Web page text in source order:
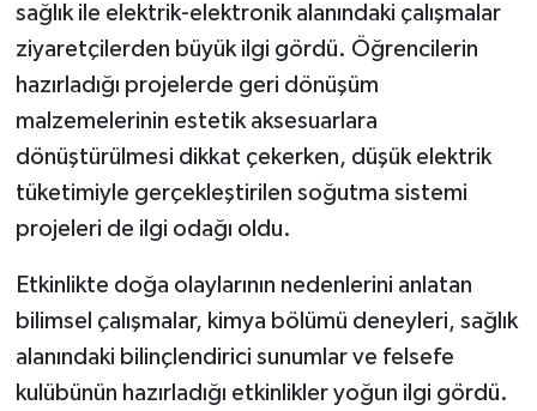
sağlık ile elektrik-elektronik alanındaki çalışmalar
ziyaretçilerden büyük ilgi gördü. Öğrencilerin
hazırladığı projelerde geri dönüşüm
malzemelerinin estetik aksesuarlara
dönüştürülmesi dikkat çekerken, düşük elektrik
tüketimiyle gerçekleştirilen soğutma sistemi
projeleri de ilgi odağı oldu.
Etkinlikte doğa olaylarının nedenlerini anlatan
bilimsel çalışmalar, kimya bölümü deneyleri, sağlık
alanındaki bilinçlendirici sunumlar ve felsefe
kulübünün hazırladığı etkinlikler yoğun ilgi gördü.